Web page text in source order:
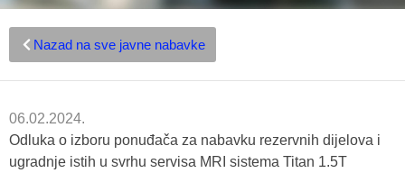
Nazad na sve javne nabavke
06.02.2024.
Odluka o izboru ponuđača za nabavku rezervnih dijelova i
ugradnje istih u svrhu servisa MRI sistema Titan 1.5T